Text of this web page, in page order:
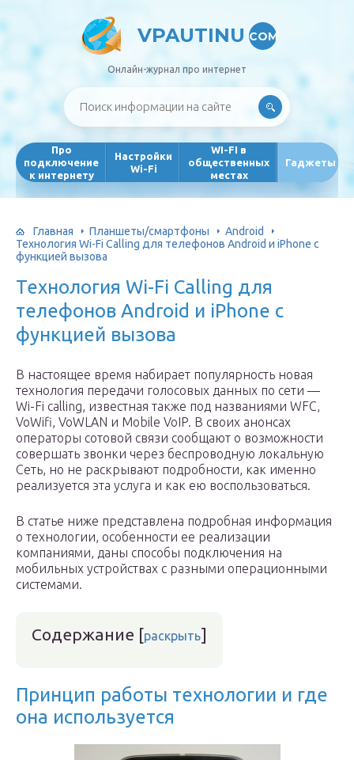
VPAUTINU COM
Онлайн-журнал про интернет
Про
подключение
к интернету
Настройки
Wi-Fi
WI-FI в
общественных
местах
Гаджеты
Главная Планшеты/смартфоны
Android
Технология Wi-Fi Calling для телефонов Android и iPhone с
функцией вызова
Технология Wi-Fi Calling для
телефонов Android и iPhone с
функцией вызова
В настоящее время набирает популярность новая
технология передачи голосовых данных по сети —
Wi-Fi calling, известная также под названиями WFC,
VoWifi, VoWLAN и Mobile VoIP. В своих анонсах
операторы сотовой связи сообщают о возможности
совершать звонки через беспроводную локальную
Сеть, но не раскрывают подробности, как именно
реализуется эта услуга и как ею воспользоваться.
В статье ниже представлена подробная информация
о технологии, особенности ее реализации
компаниями, даны способы подключения на
мобильных устройствах с разными операционными
системами.
Содержание [раскрыть]
Принцип работы технологии и где
она используется